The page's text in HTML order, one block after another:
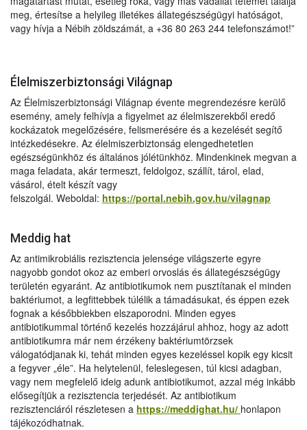
meg, értesítse a helyileg illetékes állategészségügyi hatóságot,
vagy hívja a Nébih zöldszámát, a +36 80 263 244 telefonszámot!”
Élelmiszerbiztonsági Világnap
Az Élelmiszerbiztonsági Világnap évente megrendezésre kerülő
esemény, amely felhívja a figyelmet az élelmiszerekből eredő
kockázatok megelőzésére, felismerésére és a kezelését segítő
intézkedésekre. Az élelmiszerbiztonság elengedhetetlen
egészségünkhöz és általános jólétünkhöz. Mindenkinek megvan a
maga feladata, akár termeszt, feldolgoz, szállít, tárol, elad,
vásárol, ételt készít vagy
felszolgál. Weboldal: https://portal.nebih.gov.hu/vilagnap
Meddig hat
Az antimikrobiális rezisztencia jelensége világszerte egyre
nagyobb gondot okoz az emberi orvoslás és állategészségügy
területén egyaránt. Az antibiotikumok nem pusztítanak el minden
baktériumot, a legfittebbek túlélik a támadásukat, és éppen ezek
fognak a későbbiekben elszaporodni. Minden egyes
antibiotikummal történő kezelés hozzájárul ahhoz, hogy az adott
antibiotikumra már nem érzékeny baktériumtörzsek
válogatódjanak ki, tehát minden egyes kezeléssel kopik egy kicsit
a fegyver „éle”. Ha helytelenül, feleslegesen, túl kicsi adagban,
vagy nem megfelelő ideig adunk antibiotikumot, azzal még inkább
elősegítjük a rezisztencia terjedését. Az antibiotikum
rezisztenciáról részletesen a https://meddighat.hu/ honlapon
tájékozódhatnak.